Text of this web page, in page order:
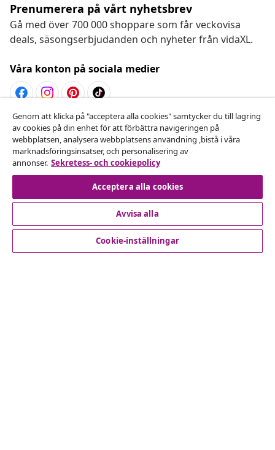
Prenumerera på vårt nyhetsbrev
Gå med över 700 000 shoppare som får veckovisa
deals, säsongserbjudanden och nyheter från vidaXL.
Våra konton på sociala medier
Avbryta avtalet
Skicka in en begäran om uttag för din beställning.
Avbryta avtalet
Kundservice
Genom att klicka på "acceptera alla cookies" samtycker du till lagring
av cookies på din enhet för att förbättra navigeringen på
webbplatsen, analysera webbplatsens användning ,bistå i våra
marknadsföringsinsatser, och personalisering av
annonser. Sekretess- och cookiepolicy
Acceptera alla cookies
Avvisa alla
Cookie-inställningar